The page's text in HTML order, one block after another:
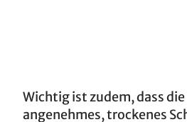
Wichtig ist zudem, dass
angenehmes, trockenes